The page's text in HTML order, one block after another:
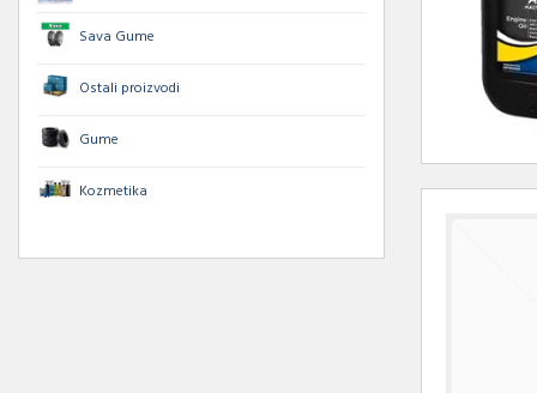
Sava Gume
Ostali proizvodi
Gume
Kozmetika